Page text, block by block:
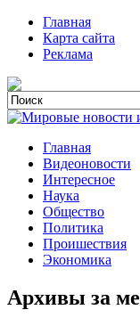
Главная
Карта сайта
Реклама
Главная
Видеоновости
Интересное
Наука
Общество
Политика
Проишествия
Экономика
Архивы за